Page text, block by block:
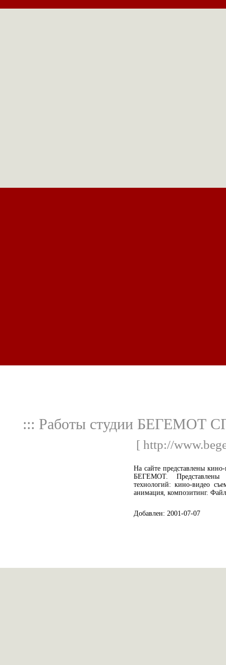
::: Работы студии БЕГЕМОТ
[ http://
На сайте представлены
БЕГЕМОТ. Представлены
технологий: кино-видео
анимация, композитинг.
Добавлен: 2001-07-07